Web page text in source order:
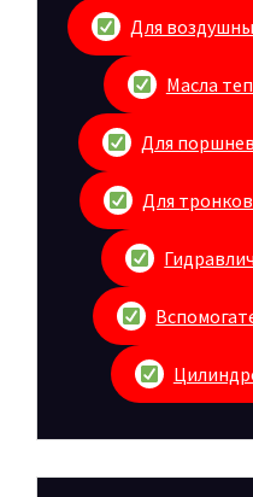
Для
Масла
Для
Для